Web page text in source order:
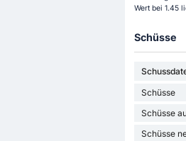
Wert bei 1.45
Schüsse
Schüsse
Schüsse
Schüsse